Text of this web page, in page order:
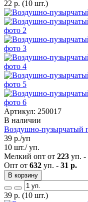
22 р. (10 шт.)
Артикул: 250017
В наличии
Воздушно-пузырчатый
39 р./уп
10 шт./ уп.
Мелкий опт от 223 уп. -
Опт от 632 уп. - 31 р.
В корзину
39 р. (10 шт.)